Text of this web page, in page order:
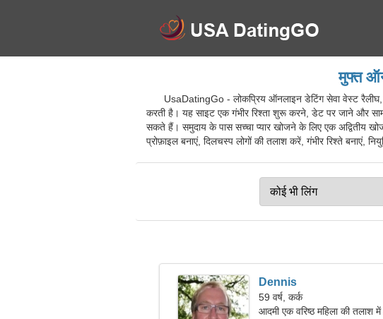
मुफ्त
UsaDatingGo - लोकप्रिय ऑनलाइन डेटिंग सेवा वेस्ट
करती है। यह साइट एक गंभीर रिश्ता शुरू करने, डेट पर जाने और
सकते हैं। समुदाय के पास सच्चा प्यार खोजने के लिए एक अद्वितीय
प्रोफ़ाइल बनाएं, दिलचस्प लोगों की तलाश करें, गंभीर रिश्ते बनाएं,
Dennis
59 वर्ष, कर्क
आदमी एक वरिष्ठ महिला की तलाश